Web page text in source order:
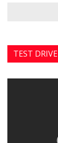
TEST DRIVE